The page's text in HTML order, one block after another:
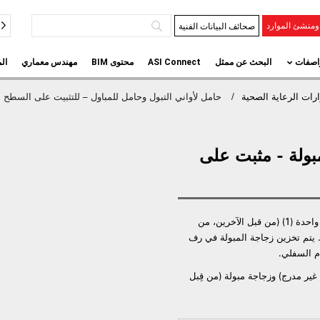
الموارد صحائف البيانات الفنية
البحث عن ممثل ASI Connect محتوى BIM مهندس معماري
الرعاية الصحية حامل لأواني التبول وحامل للمباول – للتثبيت على السطح
- مثبت على
تستوعب نونية سرير تقليدية واحدة (1) وزجاجة مبولة واحدة (1) (من قبل الآخرين، من
يتم تخزين زجاجة المبولة في رف
السفلي.
مدرج) وزجاجة مبولة (من قِبل